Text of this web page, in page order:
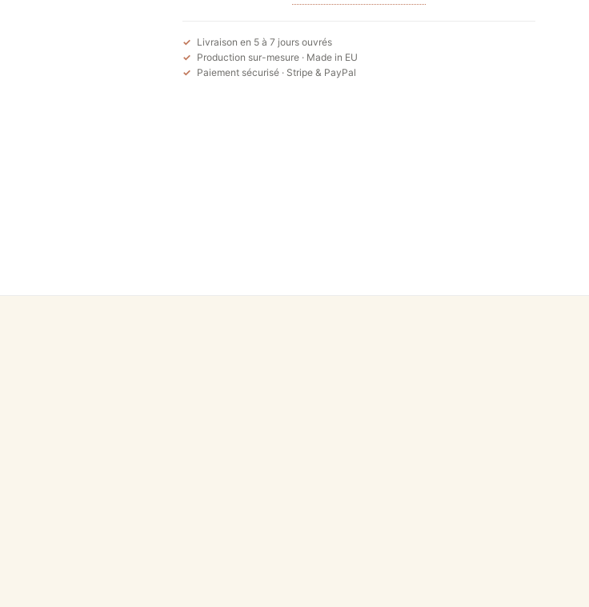
Livraison en 5 à 7 jours ouvrés
Production sur-mesure · Made in EU
Paiement sécurisé · Stripe & PayPal